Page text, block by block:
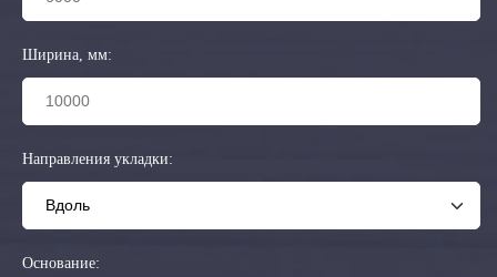
Ширина, мм:
Направления укладки:
Основание: